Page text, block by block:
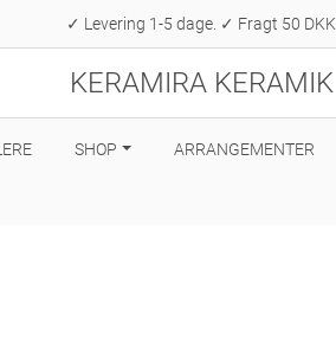
✓ Levering 1-5 dage. ✓ Fragt 50 DKK
KERAMIRA KERAMIK
SHOP ARRANGEMENTER